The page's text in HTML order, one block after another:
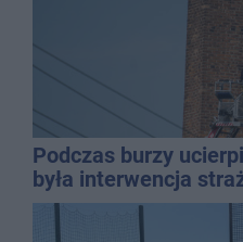
Podczas burzy
była interwencja